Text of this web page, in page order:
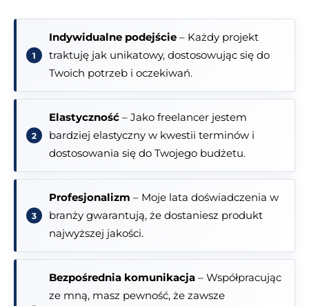
Indywidualne podejście – Każdy projekt
traktuję jak unikatowy, dostosowując się do
Twoich potrzeb i oczekiwań.
Elastyczność – Jako freelancer jestem
bardziej elastyczny w kwestii terminów i
dostosowania się do Twojego budżetu.
Profesjonalizm – Moje lata doświadczenia w
branży gwarantują, że dostaniesz produkt
najwyższej jakości.
Bezpośrednia komunikacja – Współpracując
ze mną, masz pewność, że zawsze